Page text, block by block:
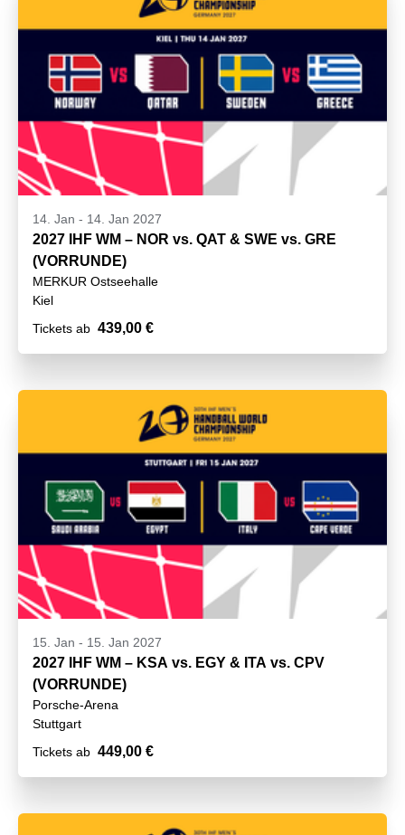
14. Jan - 14. Jan 2027
2027 IHF WM – NOR vs. QAT & SWE vs. GRE
(VORRUNDE)
MERKUR Ostseehalle
Kiel
Tickets ab 439,00 €
15. Jan - 15. Jan 2027
2027 IHF WM – KSA vs. EGY & ITA vs. CPV
(VORRUNDE)
Porsche-Arena
Stuttgart
Tickets ab 449,00 €